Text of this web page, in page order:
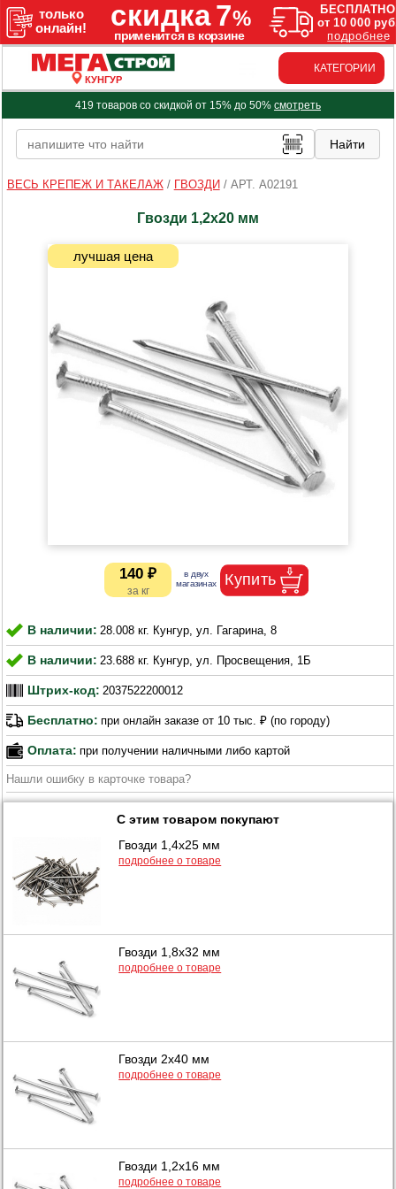
КУНГУР
КАТЕГОРИИ
419 товаров со скидкой от 15% до 50% смотреть
ВЕСЬ КРЕПЕЖ И ТАКЕЛАЖ/ ГВОЗДИ / АРТ. A02191
Гвозди 1,2х20 мм
140 ₽
В наличии: 28.008 кг. Кунгур, ул. Гагарина, 8
В наличии: 23.688 кг. Кунгур, ул. Просвещения, 1Б
Штрих-код: 2037522200012
Бесплатно: при онлайн заказе от 10 тыс. ₽ (по городу)
Оплата: при получении наличными либо картой
Нашли ошибку в карточке товара?
С этим товаром покупают
Гвозди 1,4х25 мм
подробнее о товаре
Гвозди 1,8х32 мм
подробнее о товаре
Гвозди 2х40 мм
подробнее о товаре
Гвозди 1,2х16 мм
подробнее о товаре